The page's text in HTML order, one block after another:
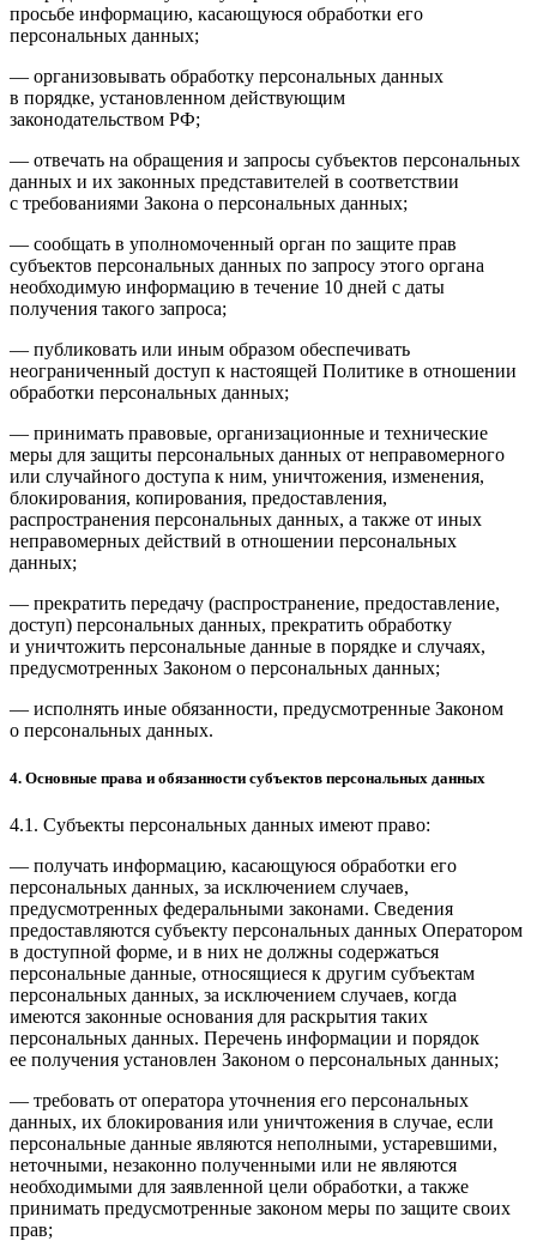
просьбе информацию, касающуюся обработки его
персональных данных;
— организовывать обработку персональных данных
в порядке, установленном действующим
законодательством РФ;
— отвечать на обращения и запросы субъектов персональных
данных и их законных представителей в соответствии
с требованиями Закона о персональных данных;
— сообщать в уполномоченный орган по защите прав
субъектов персональных данных по запросу этого органа
необходимую информацию в течение 10 дней с даты
получения такого запроса;
— публиковать или иным образом обеспечивать
неограниченный доступ к настоящей Политике в отношении
обработки персональных данных;
— принимать правовые, организационные и технические
меры для защиты персональных данных от неправомерного
или случайного доступа к ним, уничтожения, изменения,
блокирования, копирования, предоставления,
распространения персональных данных, а также от иных
неправомерных действий в отношении персональных
данных;
— прекратить передачу (распространение, предоставление,
доступ) персональных данных, прекратить обработку
и уничтожить персональные данные в порядке и случаях,
предусмотренных Законом о персональных данных;
— исполнять иные обязанности, предусмотренные Законом
о персональных данных.
4. Основные права и обязанности субъектов персональных данных
4.1. Субъекты персональных данных имеют право:
— получать информацию, касающуюся обработки его
персональных данных, за исключением случаев,
предусмотренных федеральными законами. Сведения
предоставляются субъекту персональных данных Оператором
в доступной форме, и в них не должны содержаться
персональные данные, относящиеся к другим субъектам
персональных данных, за исключением случаев, когда
имеются законные основания для раскрытия таких
персональных данных. Перечень информации и порядок
ее получения установлен Законом о персональных данных;
— требовать от оператора уточнения его персональных
данных, их блокирования или уничтожения в случае, если
персональные данные являются неполными, устаревшими,
неточными, незаконно полученными или не являются
необходимыми для заявленной цели обработки, а также
принимать предусмотренные законом меры по защите своих
прав;